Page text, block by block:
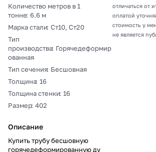
Количество метров в 1
тонне: 6.6 м
Марка стали: Ст10, Ст20
Тип
производства: Горячедеформир
ованная
Тип сечения: Бесшовная
Толщина: 16
Толщина стенки: 16
Размер: 402
Описание
Купить трубу бесшовную
горячедеформированную ду
отличаться от
оплатой
стоимость у
не является